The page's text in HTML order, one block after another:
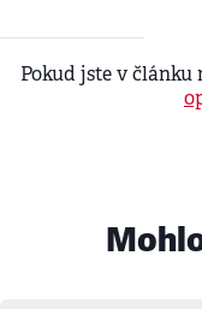
Pokud jste v